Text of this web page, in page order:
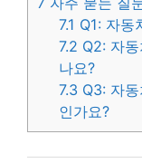
7.1 Q1: 자동
7.2 Q2: 자
나요?
7.3 Q3: 자
인가요?